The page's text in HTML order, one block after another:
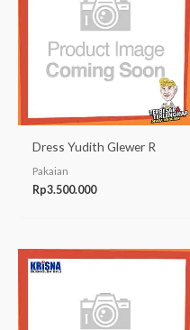
Dress Yudith Glewer R
Pakaian
Rp3.500.000